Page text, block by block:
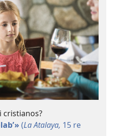
cristianos?
(La Atalaya, 15 re